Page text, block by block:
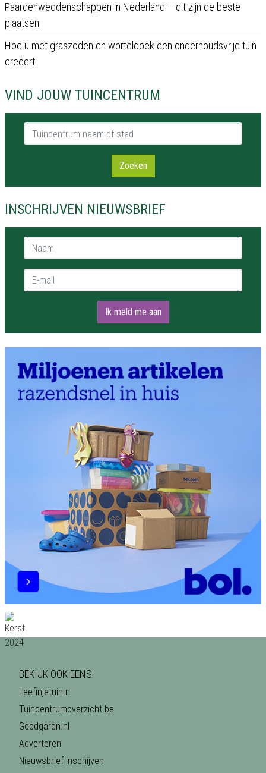
Paardenweddenschappen in Nederland – dit zijn de beste
plaatsen
Hoe u met graszoden en worteldoek een onderhoudsvrije tuin
creëert
VIND JOUW TUINCENTRUM
Tuincentrum naam of stad
Zoeken
INSCHRIJVEN NIEUWSBRIEF
Naam *
E-mail *
Ik meld me aan
BEKIJK OOK EENS
Leefinjetuin.nl
Tuincentrumoverzicht.be
Goodgardn.nl
Adverteren
Nieuwsbrief inschijven